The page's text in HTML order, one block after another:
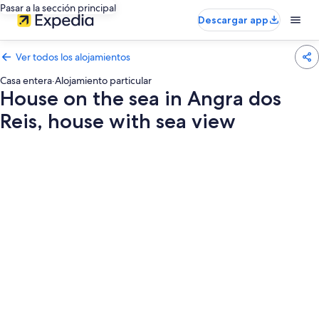
Pasar a la sección principal
Descargar app
Ver todos los alojamientos
Casa entera·Alojamiento particular
House on the sea in Angra dos
Reis, house with sea view